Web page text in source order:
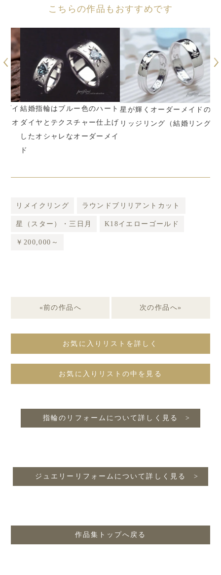
こちらの作品もおすすめです
結婚指輪はブルー色のハート
ダイヤとテクスチャー仕上げ
したオシャレなオーダーメイ
星が輝くオーダーメイドのマ
リッジリング（結婚リング）
リメイクリング ラウンドブリリアントカット
星（スター）・三日月 K18イエローゴールド
￥200,000～
«前の作品へ 次の作品へ»
お気に入りリストを詳しく
お気に入りリストの中を見る
指輪のリフォームについて詳しく見る
ジュエリーリフォームについて詳しく見る
作品集トップへ戻る